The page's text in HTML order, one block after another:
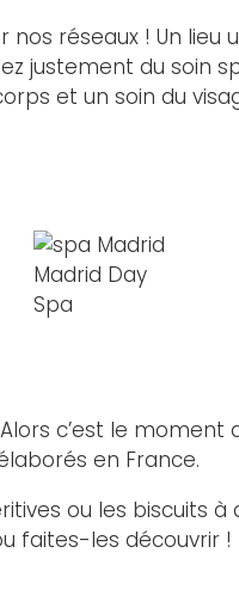
réseaux ! Un
justement du soin
et un soin du
Madrid Day
Spa
c’est le
en France.
ou les biscuits
faites-les découvrir !